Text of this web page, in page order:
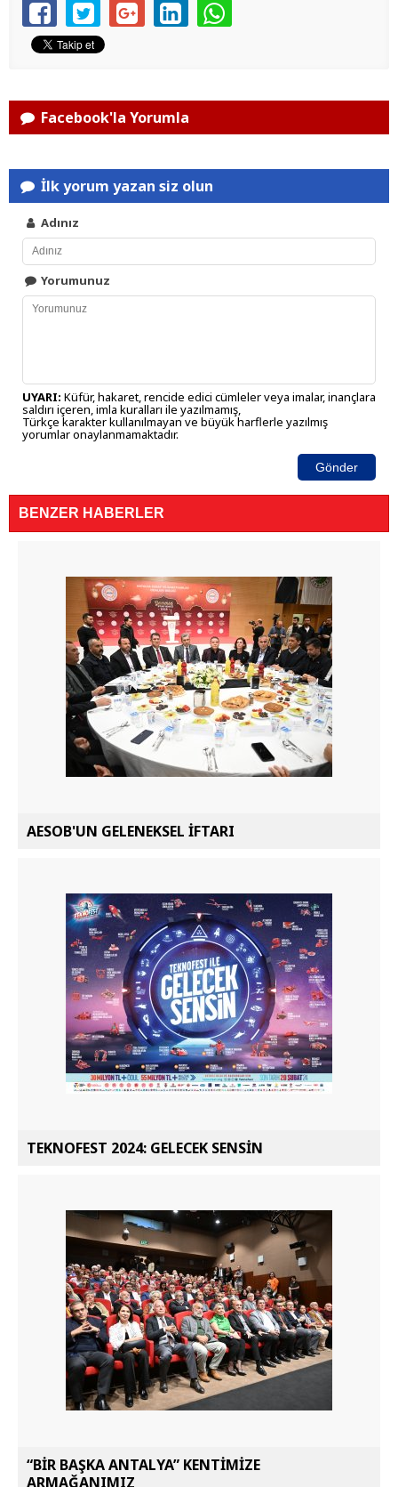
Facebook'la Yorumla
İlk yorum yazan siz olun
Adınız
Yorumunuz
UYARI: Küfür, hakaret, rencide edici cümleler veya imalar, inançlara
saldırı içeren, imla kuralları ile yazılmamış,
Türkçe karakter kullanılmayan ve büyük harflerle yazılmış
yorumlar onaylanmamaktadır.
Gönder
BENZER HABERLER
AESOB'UN GELENEKSEL İFTARI
TEKNOFEST 2024: GELECEK SENSİN
“BİR BAŞKA ANTALYA” KENTİMİZE
ARMAĞANIMIZ